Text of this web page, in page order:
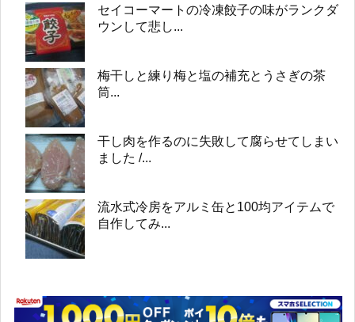
セイコーマートの冷凍餃子の味がランクダ
ウンして悲し...
梅干しと練り梅と塩の補充とうさぎの茶
筒...
干し肉を作るのに失敗して腐らせてしまい
ました /...
流水式冷房をアルミ缶と100均アイテムで
自作してみ...